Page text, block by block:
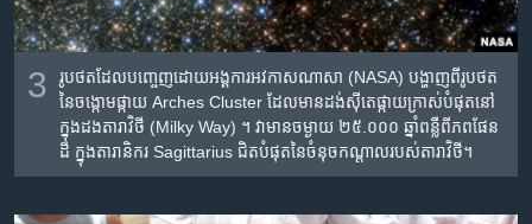
3
រូប​ថត​ដែល​បញ្ចេញ​ដោយអង្គការ​អវកាស​ណាសា​ (NASA) បង្ហាញ​ពី​រូបថត​
នៃ​ចង្កោម​ផ្កាយ​ Arches Cluster ដែល​មាន​ដង់ស៊ីតេ​ផ្កាយ​ក្រាស់​បំផុត​នៅ​
ក្នុង​ដង​តារា​វិថី (Milky Way) ។​ វា​មាន​ចម្ងាយ​ ២៥.០០០​ ឆ្នាំ​ពន្លឺ​ពី​ភព​ផែន​
ដី​ ក្នុង​តារានិករ​ Sagittarius ជិត​បំផុត​នៃ​ចំនុច​កណ្តាល​របស់​តារាវិថី។